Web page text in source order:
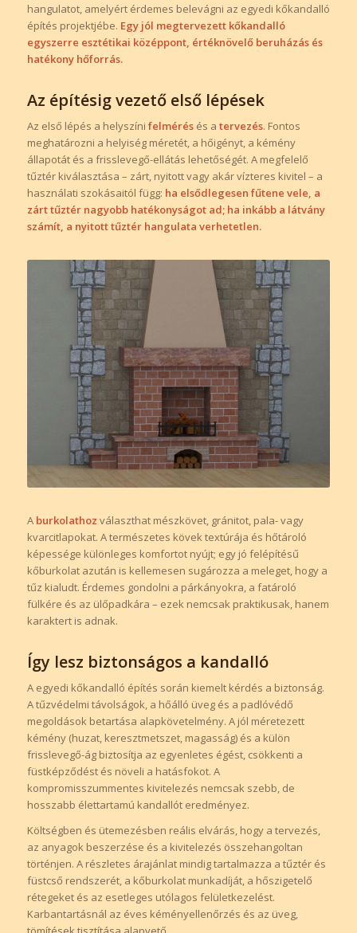
hangulatot, amelyért érdemes belevágni az egyedi kőkandalló
építés projektjébe. Egy jól megtervezett kőkandalló
egyszerre esztétikai középpont, értéknövelő beruházás és
hatékony hőforrás.
Az építésig vezető első lépések
Az első lépés a helyszíni felmérés és a tervezés. Fontos
meghatározni a helyiség méretét, a hőigényt, a kémény
állapotát és a frisslevegő-ellátás lehetőségét. A megfelelő
tűztér kiválasztása – zárt, nyitott vagy akár vízteres kivitel – a
használati szokásaitól függ: ha elsődlegesen fűtene vele, a
zárt tűztér nagyobb hatékonyságot ad; ha inkább a látvány
számít, a nyitott tűztér hangulata verhetetlen.
A burkolathoz választhat mészkövet, gránitot, pala- vagy
kvarcitlapokat. A természetes kövek textúrája és hőtároló
képessége különleges komfortot nyújt; egy jó felépítésű
kőburkolat azután is kellemesen sugározza a meleget, hogy a
tűz kialudt. Érdemes gondolni a párkányokra, a fatároló
fülkére és az ülőpadkára – ezek nemcsak praktikusak, hanem
karaktert is adnak.
Így lesz biztonságos a kandalló
A egyedi kőkandalló építés során kiemelt kérdés a biztonság.
A tűzvédelmi távolságok, a hőálló üveg és a padlóvédő
megoldások betartása alapkövetelmény. A jól méretezett
kémény (huzat, keresztmetszet, magasság) és a külön
frisslevegő-ág biztosítja az egyenletes égést, csökkenti a
füstképződést és növeli a hatásfokot. A
kompromisszummentes kivitelezés nemcsak szebb, de
hosszabb élettartamú kandallót eredményez.
Költségben és ütemezésben reális elvárás, hogy a tervezés,
az anyagok beszerzése és a kivitelezés összehangoltan
történjen. A részletes árajánlat mindig tartalmazza a tűztér és
füstcső rendszerét, a kőburkolat munkadíját, a hőszigetelő
rétegeket és az esetleges utólagos felületkezelést.
Karbantartásnál az éves kéményellenőrzés és az üveg,